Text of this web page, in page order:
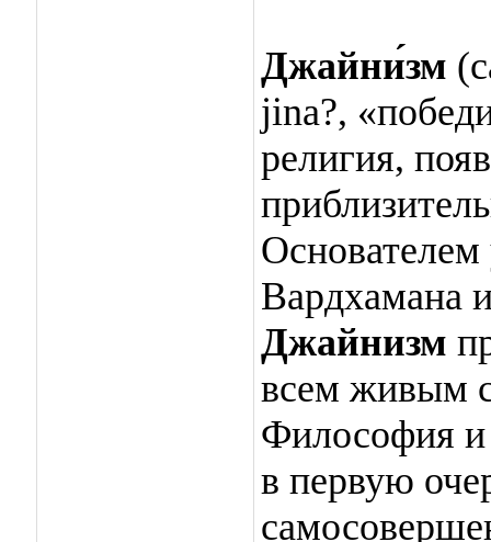
Джайни́зм
jina?,
религия,
Основателем
Вардхамана
Джайнизм
всем живым
Философия и
в первую